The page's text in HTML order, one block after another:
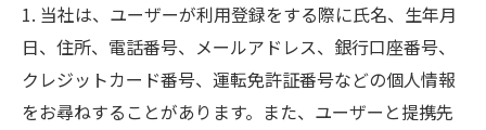
1. 当社は、ユーザーが利用登録をする際に氏名、生年月
日、住所、電話番号、メールアドレス、銀行口座番号、
クレジットカード番号、運転免許証番号などの個人情報
をお尋ねすることがあります。また、ユーザーと提携先